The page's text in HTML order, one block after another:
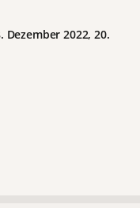
2022, 20.